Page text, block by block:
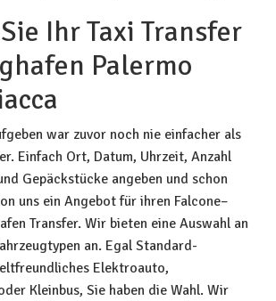
Ihr Taxi Transfer
Palermo
war zuvor noch nie einfacher als
Einfach Ort, Datum, Uhrzeit, Anzahl
Gepäckstücke angeben und schon
uns ein Angebot für ihren Falcone–
Transfer. Wir bieten eine Auswahl an
an. Egal Standard-
Elektroauto,
Kleinbus, Sie haben die Wahl. Wir